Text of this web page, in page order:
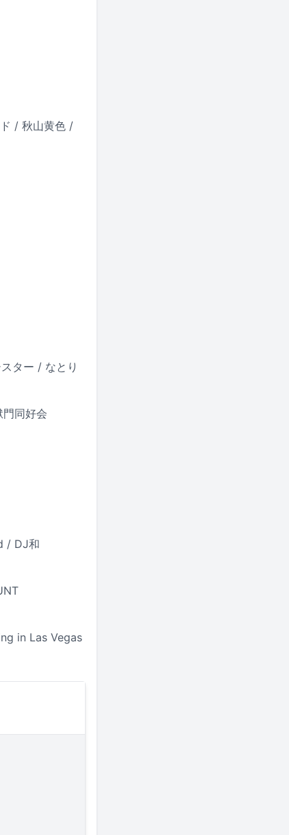
/ 秋山黄色 /
ター / なとり
同好会
/ DJ和
in Las Vegas